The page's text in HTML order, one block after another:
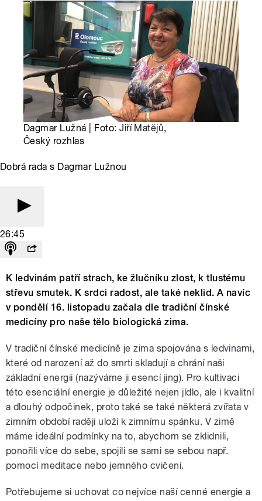
Dagmar Lužná | Foto:Jiří Matějů,
Český rozhlas
Dobrá rada s Dagmar Lužnou
26:45
K ledvinám patří strach, ke žlučníku zlost, k tlustému
střevu smutek. K srdci radost, ale také neklid. A navíc
v pondělí 16. listopadu začala dle tradiční čínské
medicíny pro naše tělo biologická zima.
V tradiční čínské medicíně je zima spojována s ledvinami,
které od narození až do smrti skladují a chrání naši
základní energii (nazýváme ji esencí jing). Pro kultivaci
této esenciální energie je důležité nejen jídlo, ale i kvalitní
a dlouhý odpočinek, proto také se také některá zvířata v
zimním období raději uloží k zimnímu spánku. V zimě
máme ideální podmínky na to, abychom se zklidnili,
ponořili více do sebe, spojili se sami se sebou např.
pomocí meditace nebo jemného cvičení.
Potřebujeme si uchovat co nejvíce naší cenné energie a